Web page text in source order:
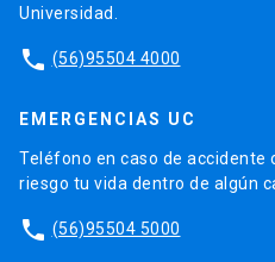
Universidad.
phone (56)95504 4000
EMERGENCIAS UC
Teléfono en caso de accidente
riesgo tu vida dentro de algún
phone (56)95504 5000